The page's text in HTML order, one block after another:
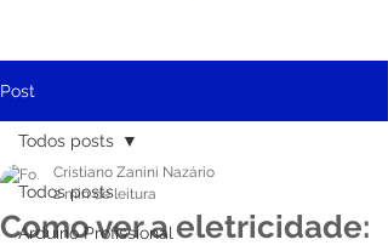
Post
Todos posts
Arduino Profissional
Todos posts
Como ver a eletricidade:
Cristiano Zanini Nazário
2 min de leitura